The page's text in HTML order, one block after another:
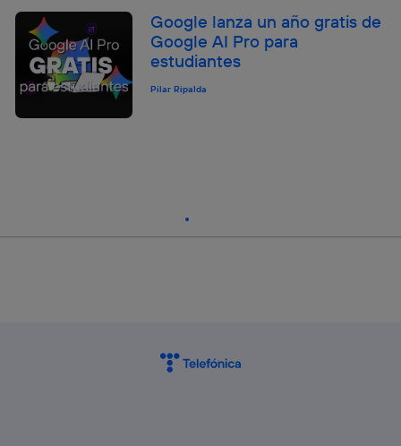
Google lanza un año gratis de
Google AI Pro para
estudiantes
Pilar Ripalda